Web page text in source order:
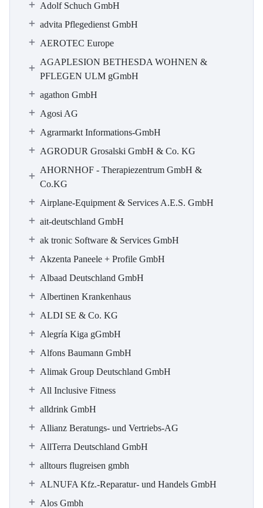
Adolf Schuch GmbH
advita Pflegedienst GmbH
AEROTEC Europe
AGAPLESION BETHESDA WOHNEN &
PFLEGEN ULM gGmbH
agathon GmbH
Agosi AG
Agrarmarkt Informations-GmbH
AGRODUR Grosalski GmbH & Co. KG
AHORNHOF - Therapiezentrum GmbH &
Co.KG
Airplane-Equipment & Services A.E.S. GmbH
ait-deutschland GmbH
ak tronic Software & Services GmbH
Akzenta Paneele + Profile GmbH
Albaad Deutschland GmbH
Albertinen Krankenhaus
ALDI SE & Co. KG
Alegría Kiga gGmbH
Alfons Baumann GmbH
Alimak Group Deutschland GmbH
All Inclusive Fitness
alldrink GmbH
Allianz Beratungs- und Vertriebs-AG
AllTerra Deutschland GmbH
alltours flugreisen gmbh
ALNUFA Kfz.-Reparatur- und Handels GmbH
Alos Gmbh